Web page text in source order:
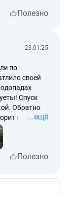
Полезно
23.01.25
по
своей
Спуск
Обратно
по-
ещё
Полезно